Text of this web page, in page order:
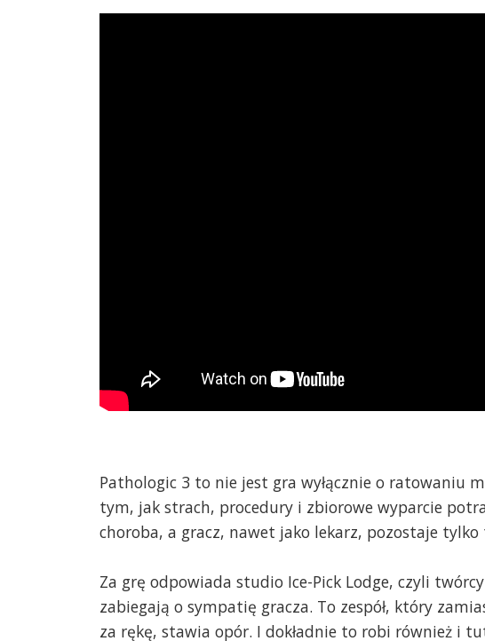
Pathologic 3 to nie jest gra wyłącznie o ratowaniu
tym, jak strach, procedury i zbiorowe wyparcie
choroba, a gracz, nawet jako lekarz, pozostaje
Za grę odpowiada studio Ice-Pick Lodge, czyli
zabiegają o sympatię gracza. To zespół, który
za rękę, stawia opór. I dokładnie to robi również i